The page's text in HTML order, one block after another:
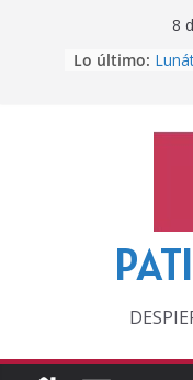
8
Lo último:
‘La